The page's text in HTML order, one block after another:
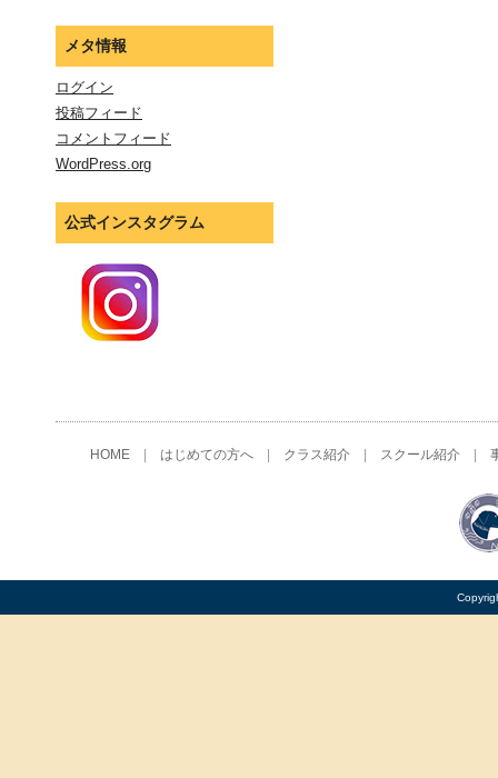
メタ情報
ログイン
投稿フィード
コメントフィード
WordPress.org
公式インスタグラム
HOME| はじめての方へ| クラス紹介| スクール紹介|